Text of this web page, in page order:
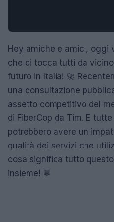
Hey amiche e amici, oggi
che ci tocca tutti da
futuro in Italia! 🚀
una consultazione
assetto competitivo del
di FiberCop da Tim. E
potrebbero avere un
qualità dei servizi che
cosa significa tutto
insieme! 💬